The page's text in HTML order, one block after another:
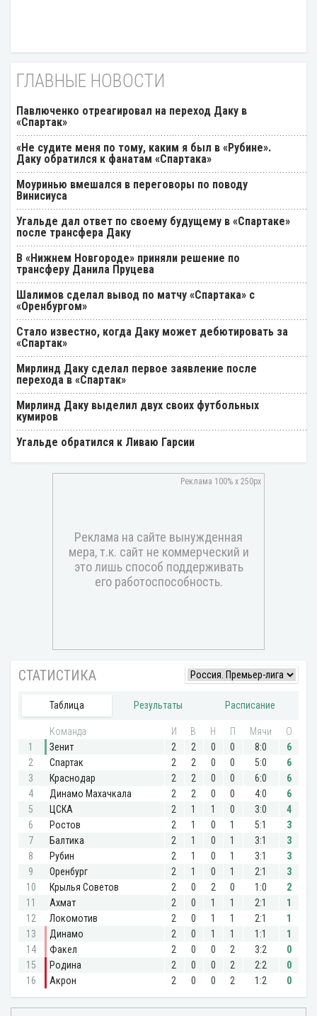
ГЛАВНЫЕ НОВОСТИ
Павлюченко отреагировал на переход Даку в
«Спартак»
«Не судите меня по тому, каким я был в «Рубине».
Даку обратился к фанатам «Спартака»
Моуринью вмешался в переговоры по поводу
Винисиуса
Угальде дал ответ по своему будущему в «Спартаке»
после трансфера Даку
В «Нижнем Новгороде» приняли решение по
трансферу Данила Пруцева
Шалимов сделал вывод по матчу «Спартака» с
«Оренбургом»
Стало известно, когда Даку может дебютировать за
«Спартак»
Мирлинд Даку сделал первое заявление после
перехода в «Спартак»
Мирлинд Даку выделил двух своих футбольных
кумиров
Угальде обратился к Ливаю Гарсии